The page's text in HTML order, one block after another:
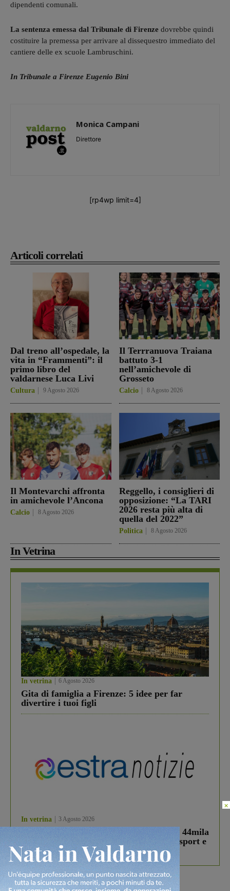
Articoli correlati
Dal treno all’ospedale, la
vita in “Frammenti”: il
primo libro del
valdarnese Luca Livi
Cultura 9 Agosto 2026
Il Terrranuova Traiana
battuto 3-1
nell’amichevole di
Grosseto
Calcio 8 Agosto 2026
Il Montevarchi affronta
in amichevole l’Ancona
Calcio 8 Agosto 2026
Reggello, i consiglieri di
opposizione: “La TARI
2026 resta più alta di
quella del 2022”
Politica 8 Agosto 2026
In Vetrina
In vetrina 6 Agosto 2026
Gita di famiglia a Firenze: 5 idee per far
divertire i tuoi figli
In vetrina 3 Agosto 2026
Estra Notizie agosto: Smart Cities, oltre 44mila
studenti coinvolti, torna il bando per lo sport e
debutta il podcast Estrair
dipendenti comunali.
La sentenza emessa dal Tribunale di Firenze dovrebbe quindi
costituire la premessa per arrivare al dissequestro immediato del
cantiere delle ex scuole Lambruschini.
In Tribunale a Firenze Eugenio Bini
Monica Campani
Direttore
[rp4wp limit=4]
×